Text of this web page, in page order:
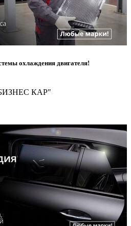
охлаждения двигателя!
КАР"